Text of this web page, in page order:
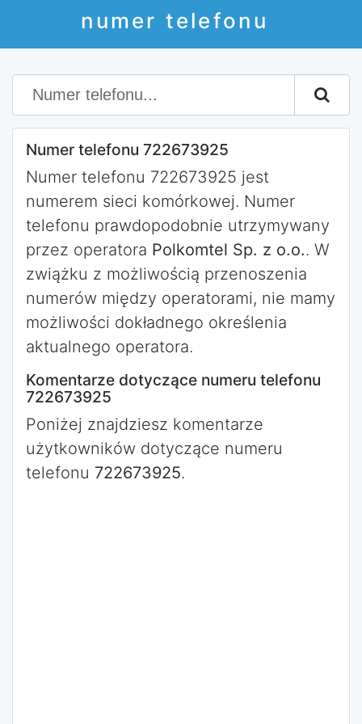
numer telefonu
Numer telefonu 722673925
Numer telefonu 722673925 jest
numerem sieci komórkowej. Numer
telefonu prawdopodobnie utrzymywany
przez operatora Polkomtel Sp. z o.o.. W
zwiążku z możliwością przenoszenia
numerów między operatorami, nie mamy
możliwości dokładnego określenia
aktualnego operatora.
Komentarze dotyczące numeru telefonu
722673925
Poniżej znajdziesz komentarze
użytkowników dotyczące numeru
telefonu 722673925.